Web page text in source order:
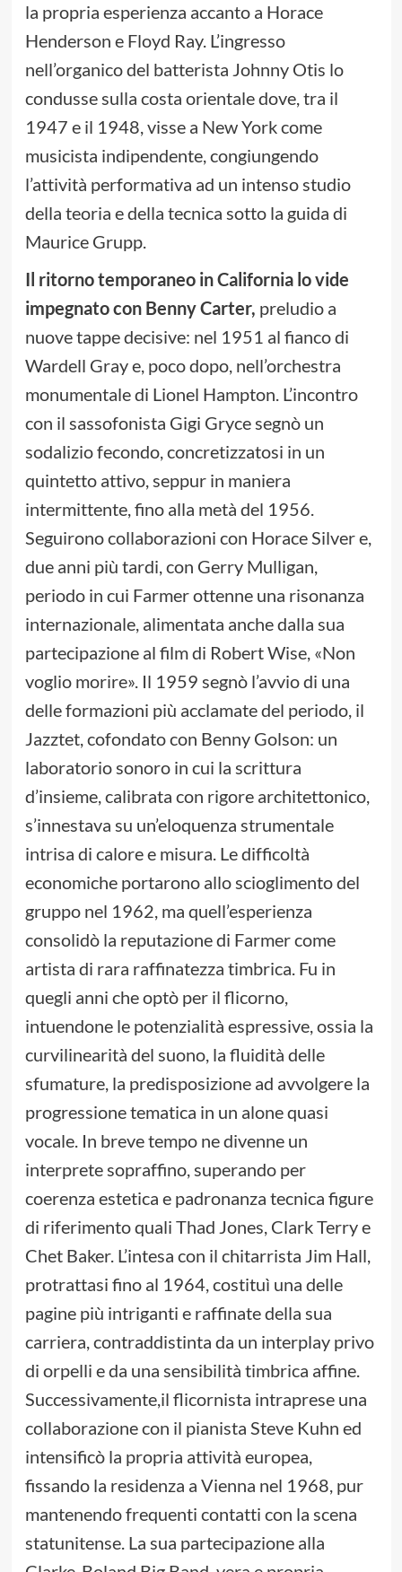
la propria esperienza accanto a Horace
Henderson e Floyd Ray. L’ingresso
nell’organico del batterista Johnny Otis lo
condusse sulla costa orientale dove, tra il
1947 e il 1948, visse a New York come
musicista indipendente, congiungendo
l’attività performativa ad un intenso studio
della teoria e della tecnica sotto la guida di
Maurice Grupp.
Il ritorno temporaneo in California lo vide
impegnato con Benny Carter, preludio a
nuove tappe decisive: nel 1951 al fianco di
Wardell Gray e, poco dopo, nell’orchestra
monumentale di Lionel Hampton. L’incontro
con il sassofonista Gigi Gryce segnò un
sodalizio fecondo, concretizzatosi in un
quintetto attivo, seppur in maniera
intermittente, fino alla metà del 1956.
Seguirono collaborazioni con Horace Silver e,
due anni più tardi, con Gerry Mulligan,
periodo in cui Farmer ottenne una risonanza
internazionale, alimentata anche dalla sua
partecipazione al film di Robert Wise, «Non
voglio morire». Il 1959 segnò l’avvio di una
delle formazioni più acclamate del periodo, il
Jazztet, cofondato con Benny Golson: un
laboratorio sonoro in cui la scrittura
d’insieme, calibrata con rigore architettonico,
s’innestava su un’eloquenza strumentale
intrisa di calore e misura. Le difficoltà
economiche portarono allo scioglimento del
gruppo nel 1962, ma quell’esperienza
consolidò la reputazione di Farmer come
artista di rara raffinatezza timbrica. Fu in
quegli anni che optò per il flicorno,
intuendone le potenzialità espressive, ossia la
curvilinearità del suono, la fluidità delle
sfumature, la predisposizione ad avvolgere la
progressione tematica in un alone quasi
vocale. In breve tempo ne divenne un
interprete sopraffino, superando per
coerenza estetica e padronanza tecnica figure
di riferimento quali Thad Jones, Clark Terry e
Chet Baker. L’intesa con il chitarrista Jim Hall,
protrattasi fino al 1964, costituì una delle
pagine più intriganti e raffinate della sua
carriera, contraddistinta da un interplay privo
di orpelli e da una sensibilità timbrica affine.
Successivamente,il flicornista intraprese una
collaborazione con il pianista Steve Kuhn ed
intensificò la propria attività europea,
fissando la residenza a Vienna nel 1968, pur
mantenendo frequenti contatti con la scena
statunitense. La sua partecipazione alla